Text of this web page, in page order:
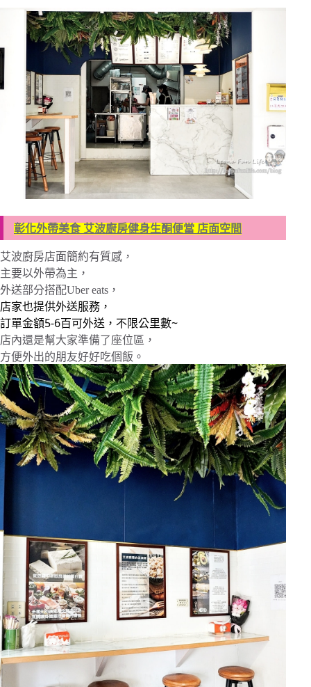
彰化外帶美食 艾波廚房健身生酮便當 店面空間
艾波廚房店面簡約有質感，
主要以外帶為主，
外送部分搭配Uber eats，
店家也提供外送服務，
訂單金額5-6百可外送，不限公里數~
店內還是幫大家準備了座位區，
方便外出的朋友好好吃個飯。